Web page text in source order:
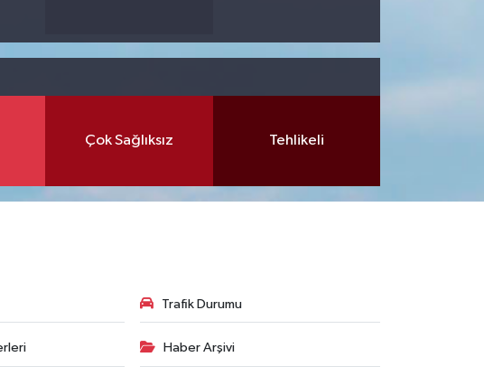
Çok Sağlıksız Tehlikeli
Trafik Durumu
Haber Arşivi